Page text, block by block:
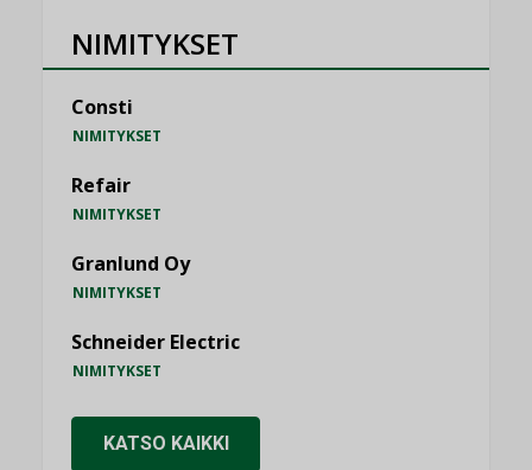
NIMITYKSET
Consti
NIMITYKSET
Refair
NIMITYKSET
Granlund Oy
NIMITYKSET
Schneider Electric
NIMITYKSET
KATSO KAIKKI